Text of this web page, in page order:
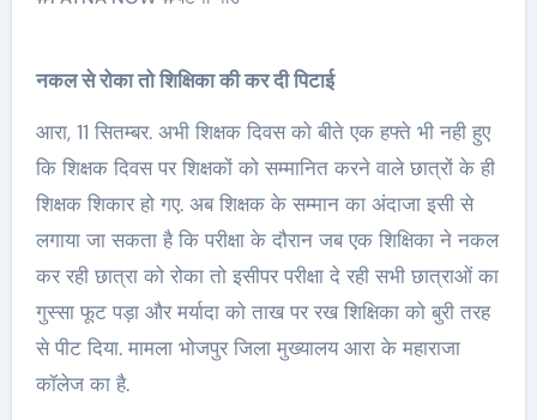
नकल से रोका तो शिक्षिका की कर दी पिटाई
आरा, 11 सितम्बर. अभी शिक्षक दिवस को बीते एक हफ्ते भी नही हुए
कि शिक्षक दिवस पर शिक्षकों को सम्मानित करने वाले छात्रों के ही
शिक्षक शिकार हो गए. अब शिक्षक के सम्मान का अंदाजा इसी से
लगाया जा सकता है कि परीक्षा के दौरान जब एक शिक्षिका ने नकल
कर रही छात्रा को रोका तो इसीपर परीक्षा दे रही सभी छात्राओं का
गुस्सा फूट पड़ा और मर्यादा को ताख पर रख शिक्षिका को बुरी तरह
से पीट दिया. मामला भोजपुर जिला मुख्यालय आरा के महाराजा
कॉलेज का है.